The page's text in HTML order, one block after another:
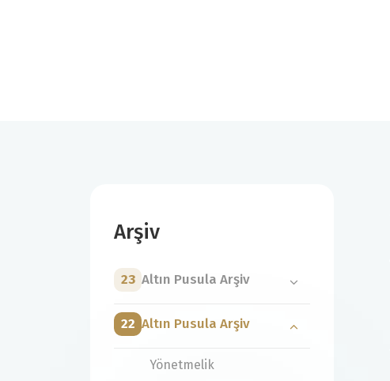
Arşiv
23 Altın Pusula Arşiv
22 Altın Pusula Arşiv
Yönetmelik